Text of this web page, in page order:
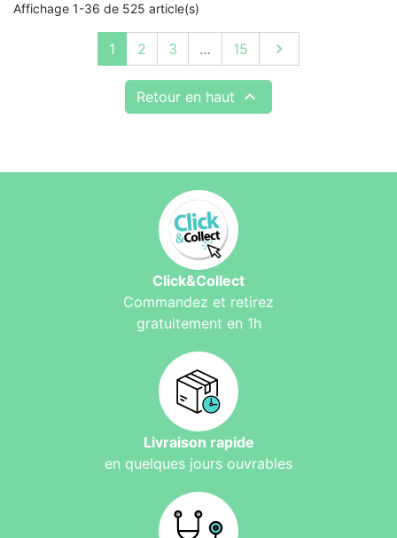
Affichage 1-36 de 525 article(s)
1 2 3 … 15 Suivant

Retour en haut 
Click&Collect
Commandez et retirez
gratuitement en 1h
Livraison rapide
en quelques jours ouvrables